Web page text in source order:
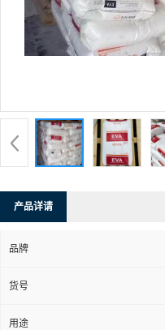
产品详请
品牌
货号
用途